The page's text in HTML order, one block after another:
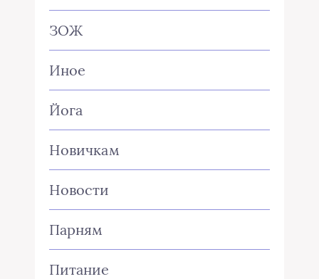
ЗОЖ
Иное
Йога
Новичкам
Новости
Парням
Питание